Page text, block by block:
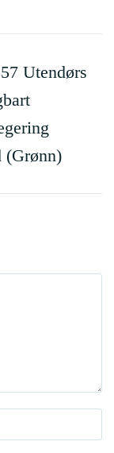
Utendørs
(Grønn)